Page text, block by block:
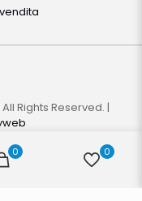
Rights Reserved. |
0 0